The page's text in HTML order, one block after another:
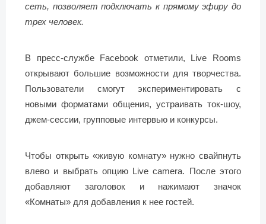
сеть, позволяет подключать к прямому эфиру до
трех человек.
В пресс-службе Facebook отметили, Live Rooms
открывают большие возможности для творчества.
Пользователи смогут экспериментировать с
новыми форматами общения, устраивать ток-шоу,
джем-сессии, групповые интервью и конкурсы.
Чтобы открыть «живую комнату» нужно свайпнуть
влево и выбрать опцию Live camera. После этого
добавляют заголовок и нажимают значок
«Комнаты» для добавления к нее гостей.